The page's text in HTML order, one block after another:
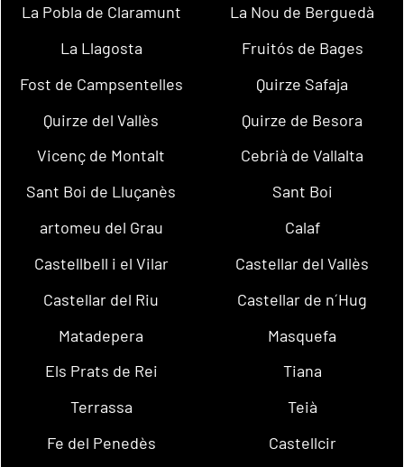
La Pobla de Claramunt
La Nou de Berguedà
La Llagosta
Fruitós de Bages
Fost de Campsentelles
Quirze Safaja
Quirze del Vallès
Quirze de Besora
Vicenç de Montalt
Cebrià de Vallalta
Sant Boi de Lluçanès
Sant Boi
artomeu del Grau
Calaf
Castellbell i el Vilar
Castellar del Vallès
Castellar del Riu
Castellar de n´Hug
Matadepera
Masquefa
Els Prats de Rei
Tiana
Terrassa
Teià
Fe del Penedès
Castellcir